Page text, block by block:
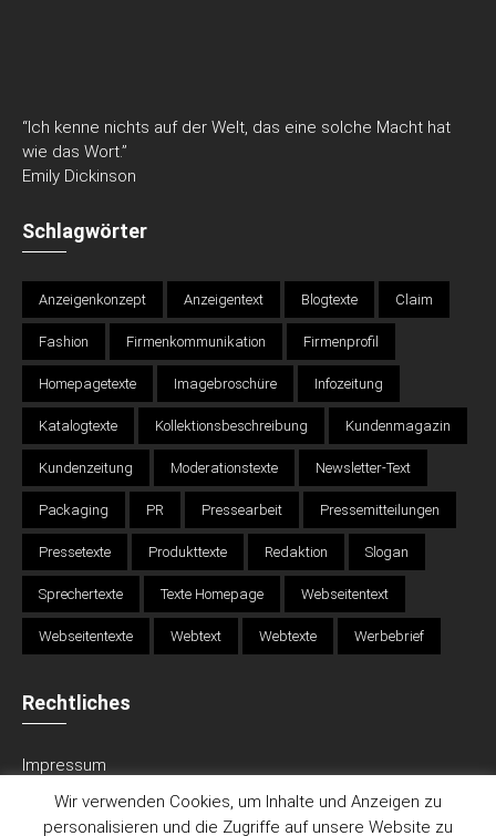
“Ich kenne nichts auf der Welt, das eine solche Macht hat
wie das Wort.”
Emily Dickinson
Schlagwörter
Anzeigenkonzept Anzeigentext Blogtexte Claim
Fashion Firmenkommunikation Firmenprofil
Homepagetexte Imagebroschüre Infozeitung
Katalogtexte Kollektionsbeschreibung Kundenmagazin
Kundenzeitung Moderationstexte Newsletter-Text
Packaging PR Pressearbeit Pressemitteilungen
Pressetexte Produkttexte Redaktion Slogan
Sprechertexte Texte Homepage Webseitentext
Webseitentexte Webtext Webtexte Werbebrief
Rechtliches
Impressum
Datenschutz
AGB
Wir verwenden Cookies, um Inhalte und Anzeigen zu
personalisieren und die Zugriffe auf unsere Website zu